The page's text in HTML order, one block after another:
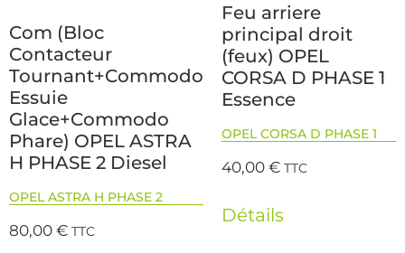
Com (Bloc
Contacteur
Tournant+Commodo
Essuie
Glace+Commodo
Phare) OPEL ASTRA
H PHASE 2 Diesel
OPEL ASTRA H PHASE 2
80,00€ TTC
Feu arriere
principal droit
(feux) OPEL
CORSA D PHASE 1
Essence
OPEL CORSA D PHASE 1
40,00€ TTC
Détails